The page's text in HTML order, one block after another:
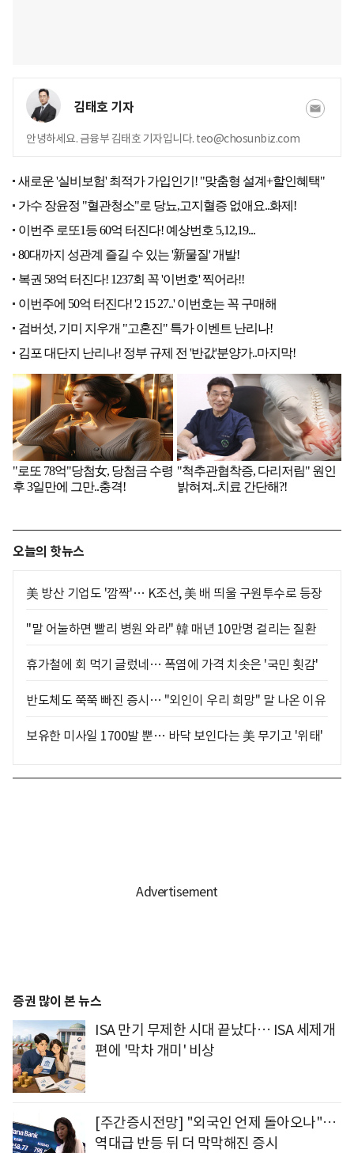
김태호 기자
안녕하세요. 금융부 김태호 기자입니다. teo@chosunbiz.com
오늘의 핫뉴스
美 방산 기업도 '깜짝'… K조선, 美 배 띄울 구원투수로 등장
"말 어눌하면 빨리 병원 와라" 韓 매년 10만명 걸리는 질환
휴가철에 회 먹기 글렀네… 폭염에 가격 치솟은 '국민 횟감'
반도체도 쭉쭉 빠진 증시… "외인이 우리 희망" 말 나온 이유
보유한 미사일 1700발 뿐… 바닥 보인다는 美 무기고 '위태'
증권 많이 본 뉴스
ISA 만기 무제한 시대 끝났다… ISA 세제개
편에 '막차 개미' 비상
[주간증시전망] "외국인 언제 돌아오나"…
역대급 반등 뒤 더 막막해진 증시